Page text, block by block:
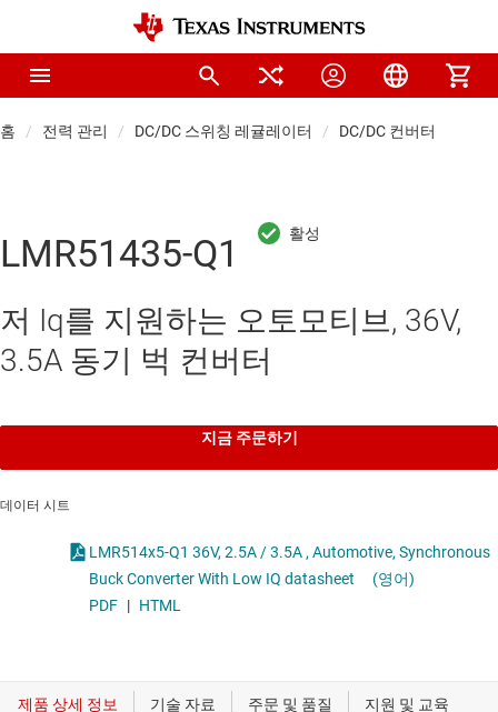
홈 전력 관리 DC/DC 스위칭 레귤레이터 DC/DC 컨버터
LMR51435-Q1
저 Iq를 지원하는 오토모티브, 36V,
3.5A 동기 벅 컨버터
지금 주문하기
데이터 시트
LMR514x5-Q1 36V, 2.5A / 3.5A , Automotive, Synchronous
Buck Converter With Low IQ datasheet
(영어)
PDF | HTML